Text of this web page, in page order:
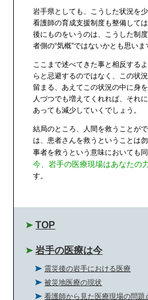
岩手県としても、こうした状況を
看護師の育成支援制度も整備して
後にものをいうのは、こうした制
者側の“気概”ではないかとも思いま
ここまで述べてきた事と相反する
らと忌避するのではなく、この状
留まる、あえてこの状況の中に身
人づつでも増えてくれれば、それ
あっても減少していくでしょう。
結局のところ、人間を救うことが
は、患者さんを救うということは
事者を救うという意味においても同
今、岩手の医療現場はあなたの
す。
TOP
岩手の医療は今
震災後の岩手における医療
被災地医療の現状
看護師から見た医療現場の問題